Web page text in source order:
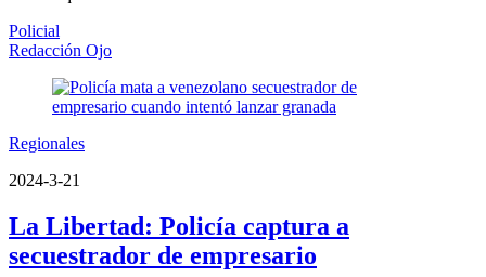
Policial
Redacción Ojo
Regionales
2024-3-21
La Libertad: Policía captura a
secuestrador de empresario